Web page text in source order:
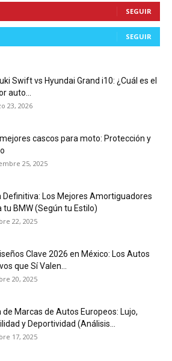
SEGUIR
SEGUIR
Swift vs Hyundai Grand i10: ¿Cuál es el
auto...
23, 2026
cascos para moto: Protección y
25, 2025
Definitiva: Los Mejores Amortiguadores
tu BMW (Según tu Estilo)
22, 2025
Clave 2026 en México: Los Autos
que Sí Valen...
20, 2025
de Marcas de Autos Europeos: Lujo,
y Deportividad (Análisis...
17, 2025